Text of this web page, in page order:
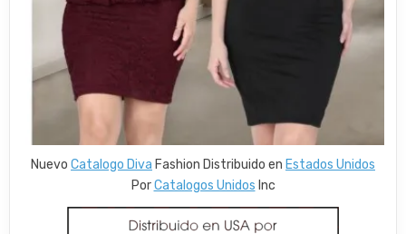
Nuevo Catalogo Diva Fashion Distribuido en Estados Unidos
PorCatalogos Unidos Inc